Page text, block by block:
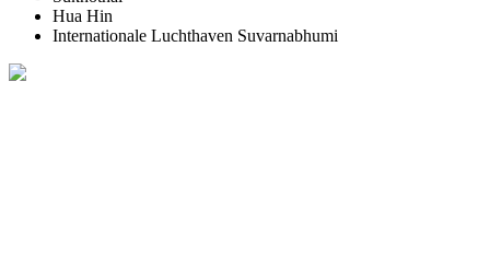
Hua Hin
Internationale Luchthaven Suvarnabhumi